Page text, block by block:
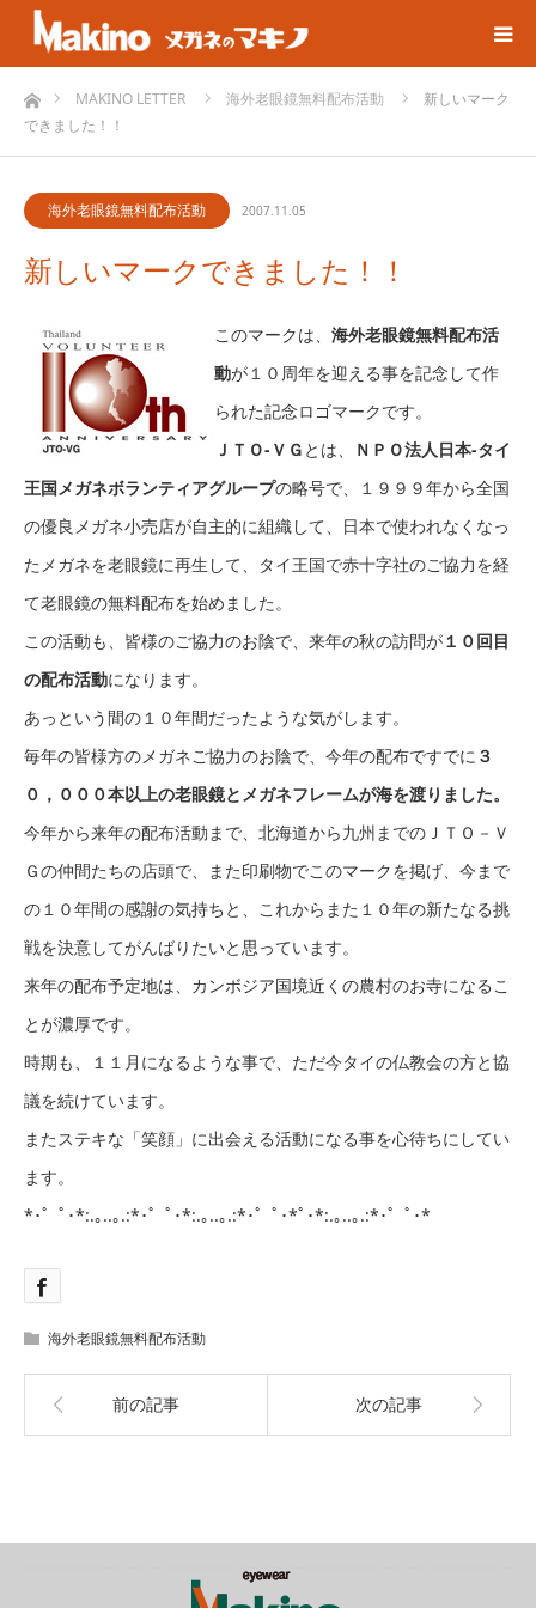
ホームMAKINO LETTER 海外老眼鏡無料配布活動
新しいマーク
できました！！
海外老眼鏡無料配布活動 2007.11.05
新しいマークできました！！
このマークは、 海外老眼鏡無料配布活
動が１０周年を迎える事を記念して作
られた記念ロゴマークです。
ＪＴＯ-ＶＧ とは、
ＮＰＯ法人日本-タイ
王国メガネボランティアグループの略号で、１９９９年から全国
の優良メガネ小売店が自主的に組織して、日本で使われなくなっ
たメガネを老眼鏡に再生して、タイ王国で赤十字社のご協力を経
て老眼鏡の無料配布を始めました。
この活動も、皆様のご協力のお陰で、来年の秋の訪問が１０回目
の配布活動になります。
あっという間の１０年間だったような気がします。
毎年の皆様方のメガネご協力のお陰で、今年の配布ですでに ３
０，０００本以上の老眼鏡とメガネフレームが海を渡りました。
今年から来年の配布活動まで、北海道から九州までのＪＴＯ－Ｖ
Ｇの仲間たちの店頭で、また印刷物でこのマークを掲げ、今まで
の１０年間の感謝の気持ちと、これからまた１０年の新たなる挑
戦を決意してがんばりたいと思っています。
来年の配布予定地は、カンボジア国境近くの農村のお寺になるこ
とが濃厚です。
時期も、１１月になるような事で、ただ今タイの仏教会の方と協
議を続けています。
またステキな「笑顔」に出会える活動になる事を心待ちにしてい
ます。
*･゜ﾟ･*:.｡..｡.:*･゜ﾟ･*:.｡..｡.:*･゜ﾟ･*ﾟ･*:.｡..｡.:*･゜ﾟ･*
海外老眼鏡無料配布活動
前の記事 次の記事